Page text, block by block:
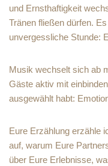
und Ernsthaftigkeit
Tränen fließen dürfen.
unvergessliche Stunde:
Musik wechselt sich ab
Gäste aktiv mit
ausgewählt habt:
Eure Erzählung erzähle
auf, warum Eure
über Eure Erlebnisse,